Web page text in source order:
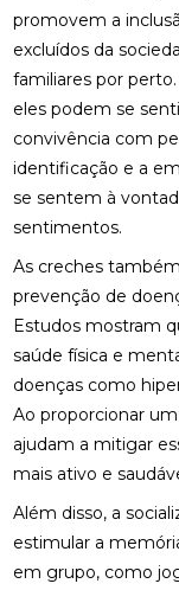
promovem a
excluídos da
familiares por
eles podem se
convivência com
identificação e a
se sentem à
sentimentos.
As creches
prevenção de
Estudos mostram
saúde física e
doenças como
Ao proporcionar
ajudam a mitigar
mais ativo e
Além disso, a
estimular a
em grupo, como